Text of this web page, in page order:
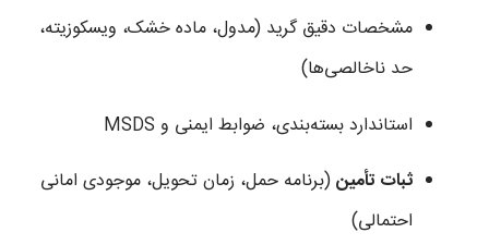
مشخصات دقیق گرید (مدول، ماده خشک، ویسکوزیته،
حد ناخالصی‌ها)
استاندارد بسته‌بندی، ضوابط ایمنی و MSDS
ثبات تأمین(برنامه حمل، زمان تحویل، موجودی امانی
احتمالی)